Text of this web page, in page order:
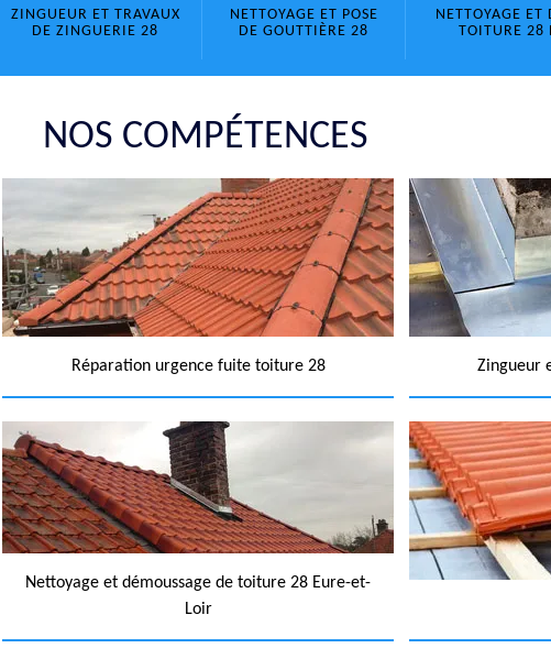
ZINGUEUR ET TRAVAUX
DE ZINGUERIE 28
NETTOYAGE ET POSE
DE GOUTTIÈRE 28
NETTOYAGE ET
TOITURE 28
NOS COMPÉTENCES
Réparation urgence fuite toiture 28 Zingueur
Nettoyage et démoussage de toiture 28 Eure-et-
Loir